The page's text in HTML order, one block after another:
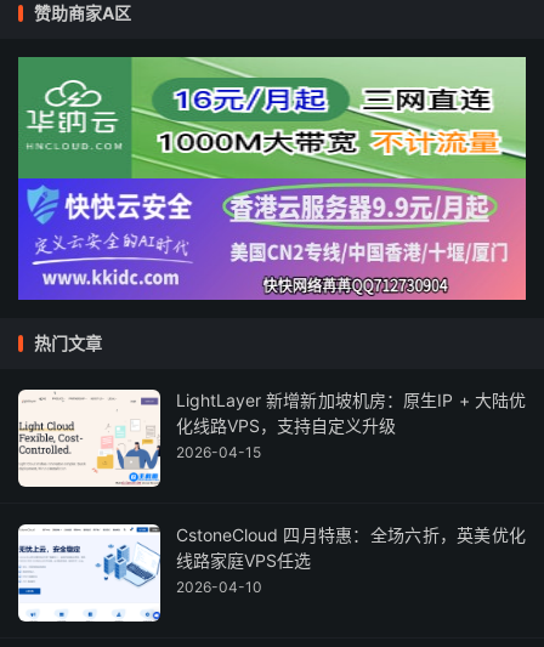
赞助商家A区
热门文章
LightLayer 新增新加坡机房：原生IP + 大陆优
化线路VPS，支持自定义升级
2026-04-15
CstoneCloud 四月特惠：全场六折，英美优化
线路家庭VPS任选
2026-04-10